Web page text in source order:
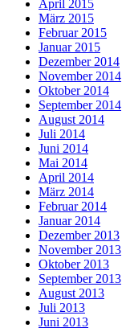
April 2015
März 2015
Februar 2015
Januar 2015
Dezember 2014
November 2014
Oktober 2014
September 2014
August 2014
Juli 2014
Juni 2014
Mai 2014
April 2014
März 2014
Februar 2014
Januar 2014
Dezember 2013
November 2013
Oktober 2013
September 2013
August 2013
Juli 2013
Juni 2013